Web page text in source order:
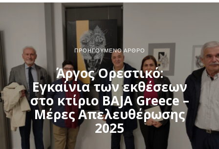
ΠΡΟΗΓΟΎΜΕΝΟ ΆΡΘΡΟ
Άργος Ορεστικό:
Εγκαίνια των εκθέσεων
στο κτίριο BAJA Greece –
Μέρες Απελευθέρωσης
2025